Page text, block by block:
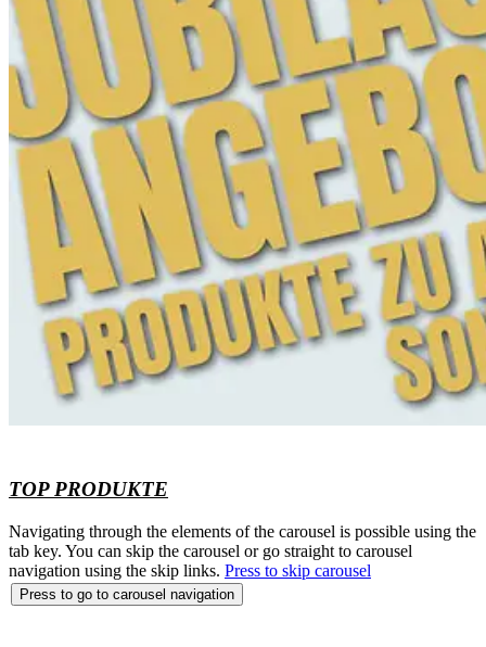
TOP PRODUKTE
Navigating through the elements of the carousel is possible using the
tab key. You can skip the carousel or go straight to carousel
navigation using the skip links. Press to skip carousel
Press to go to carousel navigation